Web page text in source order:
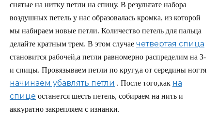
снятые на нитку петли на спицу. В результате набора
воздушных петель у нас образовалась кромка, из которой
мы набираем новые петли. Количество петель для пальца
делайте кратным трем. В этом случае четвертая спица
становится рабочей,а петли равномерно распределим на 3-
и спицы. Провязываем петли по кругу,а от середины ногтя
начинаем убавлять петли . После того,как на
спице останется шесть петель, собираем на нить и
аккуратно закрепляем с изнанки.